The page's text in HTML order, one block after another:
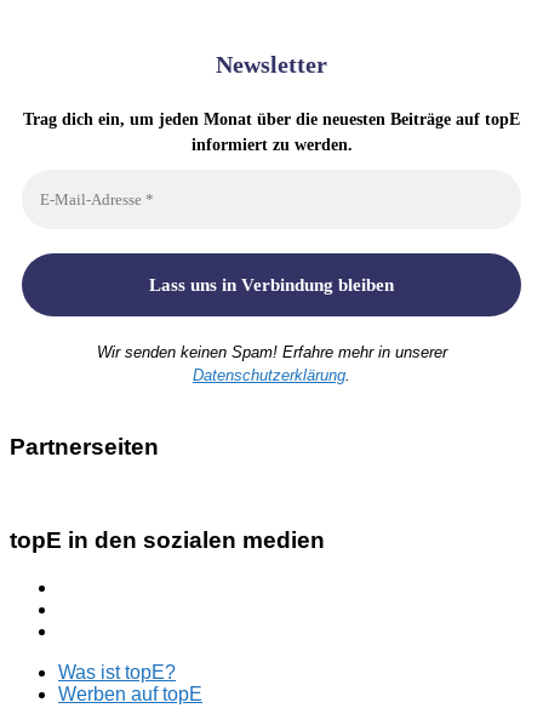
Newsletter
Trag dich ein, um jeden Monat über die neuesten Beiträge auf topE
informiert zu werden.
Wir senden keinen Spam! Erfahre mehr in unserer
Datenschutzerklärung.
Partnerseiten
topE in den sozialen medien
Was ist topE?
Werben auf topE